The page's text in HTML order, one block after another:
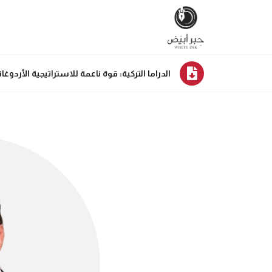
الدراما التركية: قوة ناعمة للاستراتيجية